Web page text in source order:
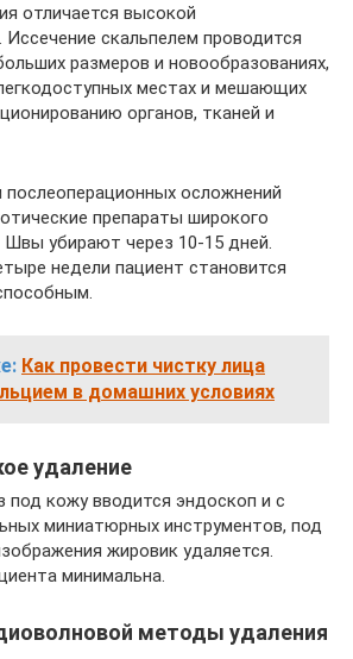
отличается высокой
скальпелем проводится
размеров и новообразованиях,
местах и мешающих
органов, тканей и
осложнений
препараты широкого
Швы убирают через 10-15 дней.
недели пациент становится
Как провести чистку лица
в домашних условиях
удаление
под кожу вводится эндоскоп и с
миниатюрных инструментов, под
жировик удаляется.
минимальна.
методы удаления